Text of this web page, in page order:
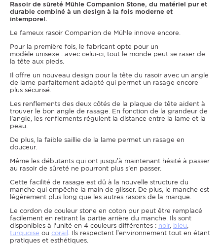
Rasoir de sûreté Mühle Companion Stone, du matériel pur et
durable combiné à un design à la fois moderne et
intemporel.
Le fameux rasoir Companion de Mühle innove encore.
Pour la première fois, le fabricant opte pour un
modèle unisexe : avec celui-ci, tout le monde peut se raser de
la tête aux pieds.
Il offre un nouveau design pour la tête du rasoir avec un angle
de lame parfaitement adapté qui permet un rasage encore
plus sécurisé.
Les renflements des deux côtés de la plaque de tête aident à
trouver le bon angle de rasage. En fonction de la grandeur de
l'angle, les renflements régulent la distance entre la lame et la
peau.
De plus, la faible saillie de la lame permet un rasage en
douceur.
Même les débutants qui ont jusqu’à maintenant hésité à passer
au rasoir de sûreté ne pourront plus s'en passer.
Cette facilité de rasage est dû à la nouvelle structure du
manche qui empêche la main de glisser. De plus, le manche est
légèrement plus long que les autres rasoirs de la marque.
Le cordon de couleur stone en coton pur peut être remplacé
facilement en retirant la partie arrière du manche. Ils sont
disponibles à l'unité en 4 couleurs différentes : noir, bleu,
turquoise ou corail . Ils respectent l’environnement tout en étant
pratiques et esthétiques.